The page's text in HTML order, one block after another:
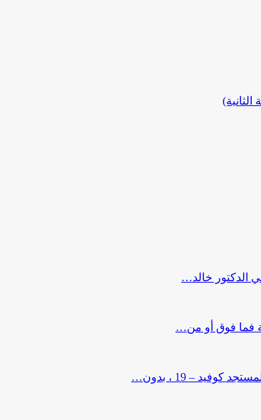
الدكتور خالد…
– 19 ، بدون…